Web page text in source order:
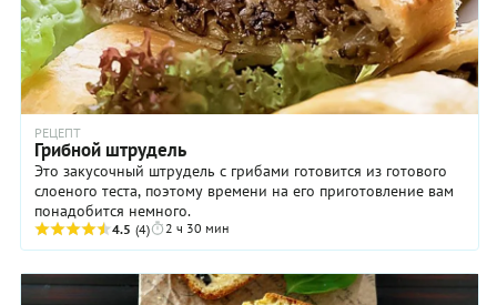
РЕЦЕПТ
Грибной штрудель
Это закусочный штрудель с грибами готовится из готового
слоеного теста, поэтому времени на его приготовление вам
понадобится немного.
4.5 (4) 2 ч 30 мин